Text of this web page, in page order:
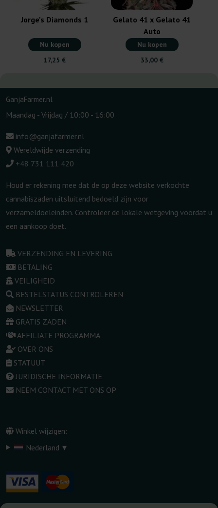
Jorge's Diamonds 1
Nu kopen
17,25 €
Gelato 41 x Gelato 41
Auto
Nu kopen
33,00 €
GanjaFarmer.nl
Maandag - Vrijdag / 10:00 - 16:00
info@ganjafarmer.nl
Wereldwijde verzending
+48 731 111 420
Houd er rekening mee dat de op deze website verkochte
cannabiszaden uitsluitend bedoeld zijn voor
verzameldoeleinden. Controleer de lokale wetgeving voordat u
een aankoop doet.
VERZENDING EN LEVERING
BETALING
VEILIGHEID
BESTELSTATUS CONTROLEREN
NEWSLETTER
GRATIS ZADEN
AFFILIATE PROGRAMMA
OVER ONS
STATUUT
JURIDISCHE INFORMATIE
NEEM CONTACT MET ONS OP
Winkel wijzigen:
Nederland ▾